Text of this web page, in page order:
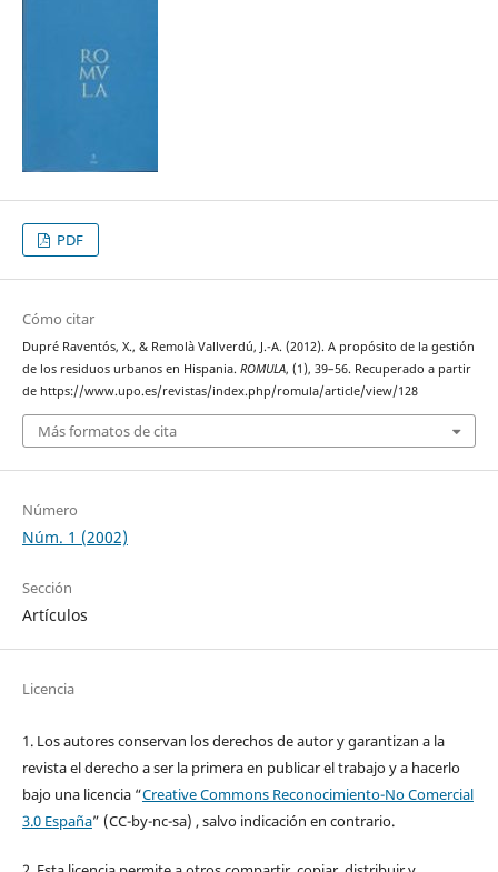
PDF
Cómo citar
Dupré Raventós, X., & Remolà Vallverdú, J.-A. (2012). A propósito de la gestión
de los residuos urbanos en Hispania. ROMULA, (1), 39–56. Recuperado a partir
de https://www.upo.es/revistas/index.php/romula/article/view/128
Más formatos de cita
Número
Núm. 1 (2002)
Sección
Artículos
Licencia
1. Los autores conservan los derechos de autor y garantizan a la
revista el derecho a ser la primera en publicar el trabajo y a hacerlo
bajo una licencia “Creative Commons Reconocimiento-No Comercial
3.0 España” (CC-by-nc-sa) , salvo indicación en contrario.